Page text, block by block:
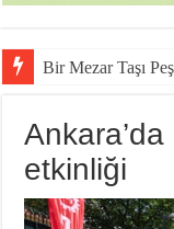
Bir Mezar Taşı
etkinliği